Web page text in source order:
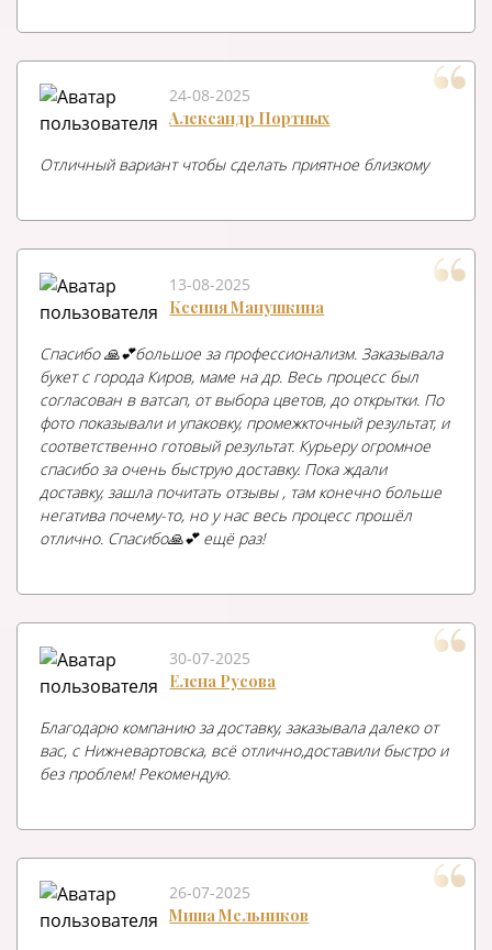
24-08-2025
Александр Портных
Отличный вариант чтобы сделать приятное близкому
13-08-2025
Ксения Манушкина
Спасибо 🙏💕большое за профессионализм. Заказывала
букет с города Киров, маме на др. Весь процесс был
согласован в ватсап, от выбора цветов, до открытки. По
фото показывали и упаковку, промежкточный результат, и
соответственно готовый результат. Курьеру огромное
спасибо за очень быструю доставку. Пока ждали
доставку, зашла почитать отзывы , там конечно больше
негатива почему-то, но у нас весь процесс прошёл
отлично. Спасибо🙏💕 ещё раз!
30-07-2025
Елена Русова
Благодарю компанию за доставку, заказывала далеко от
вас, с Нижневартовска, всё отлично,доставили быстро и
без проблем! Рекомендую.
26-07-2025
Миша Мельников